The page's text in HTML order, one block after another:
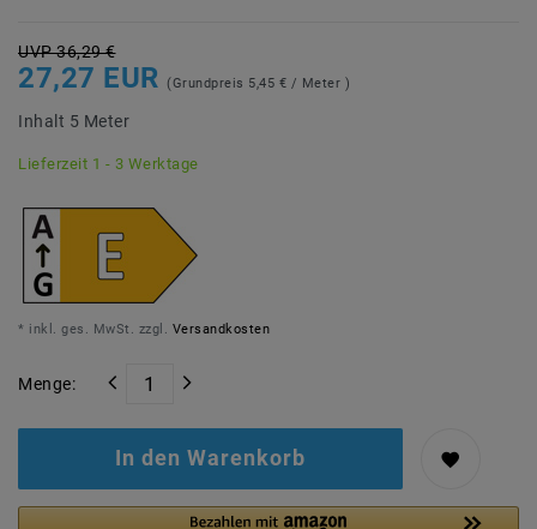
UVP 36,29 €
27,27 EUR (Grundpreis 5,45 € / Meter )
Inhalt 5 Meter
Lieferzeit 1 - 3 Werktage
* inkl. ges. MwSt. zzgl. Versandkosten
Menge:
In den Warenkorb